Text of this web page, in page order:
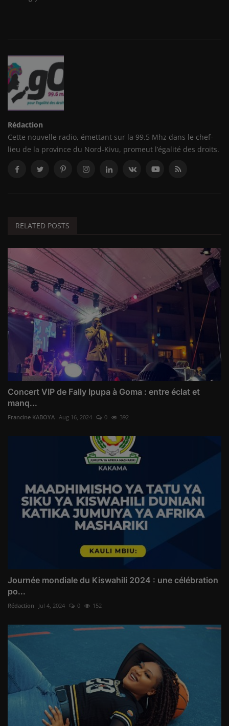
Rédaction
Cette nouvelle radio, émettant sur la 99.5 Mhz dans le chef-
lieu de la province du Nord-Kivu, promeut l’égalité des droits.
RELATED POSTS
Concert VIP de Fally Ipupa à Goma : entre éclat et
manq...
Francine KABOYA Aug 16, 2024 0 392
Journée mondiale du Kiswahili 2024 : une célébration
po...
Rédaction Jul 4, 2024 0 152